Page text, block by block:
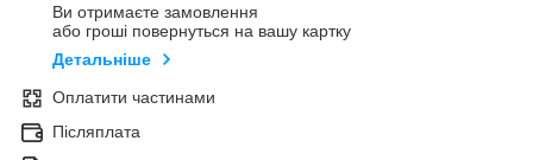
Ви отримаєте замовлення
або гроші повернуться на вашу картку
Детальніше
Оплатити частинами
Післяплата